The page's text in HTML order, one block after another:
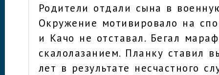
Родители отдали сына в
Окружение мотивировало на
и Качо не отставал. Бегал
скалолазанием. Планку ставил
лет в результате несчастного